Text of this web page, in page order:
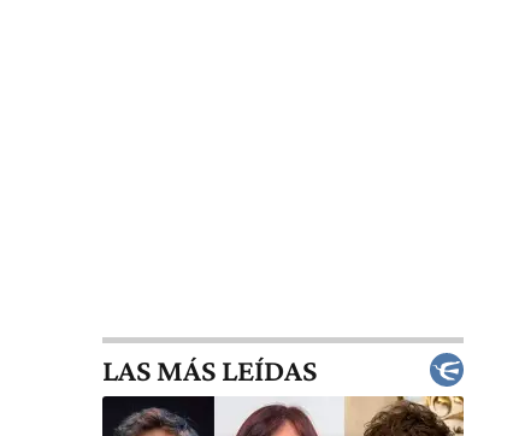
LAS MÁS LEÍDAS